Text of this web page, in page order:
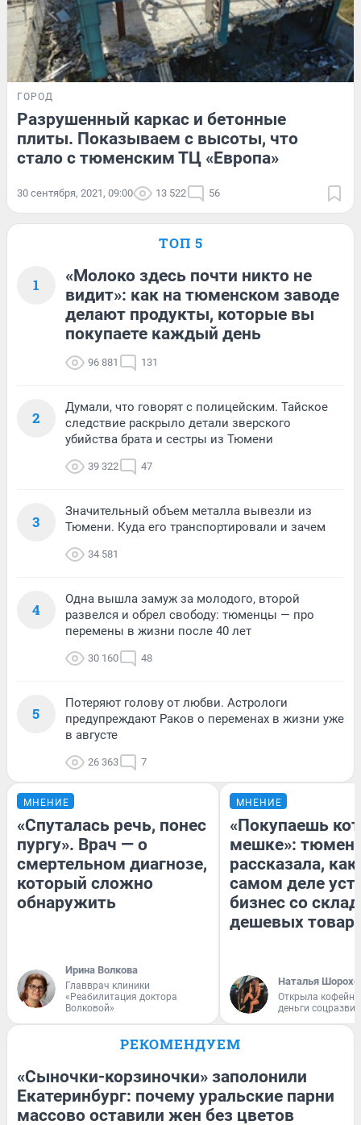
ГОРОД
Разрушенный каркас и бетонные
плиты. Показываем с высоты, что
стало с тюменским ТЦ «Европа»
30 сентября, 2021, 09:00 13 522 56
ТОП 5
1
«Молоко здесь почти никто не
видит»: как на тюменском заводе
делают продукты, которые вы
покупаете каждый день
96 881 131
2
Думали, что говорят с полицейским. Тайское
следствие раскрыло детали зверского
убийства брата и сестры из Тюмени
39 322 47
3
Значительный объем металла вывезли из
Тюмени. Куда его транспортировали и зачем
34 581
4
Одна вышла замуж за молодого, второй
развелся и обрел свободу: тюменцы — про
перемены в жизни после 40 лет
30 160 48
5
Потеряют голову от любви. Астрологи
предупреждают Раков о переменах в жизни уже
в августе
26 363 7
МНЕНИЕ
«Спуталась речь, понес
пургу». Врач — о
смертельном диагнозе,
который сложно
обнаружить
Ирина Волкова
Главврач клиники
«Реабилитация доктора
Волковой»
МНЕНИЕ
«Покупаешь
мешке»:
рассказала, как
самом деле
бизнес со
дешевых
Наталья
Открыла
деньги
РЕКОМЕНДУЕМ
«Сыночки-корзиночки» заполонили
Екатеринбург: почему уральские парни
массово оставили жен без цветов